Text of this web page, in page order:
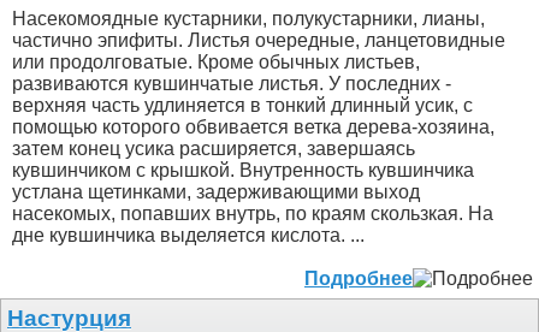
Насекомоядные кустарники, полукустарники, лианы,
частично эпифиты. Листья очередные, ланцетовидные
или продолговатые. Кроме обычных листьев,
развиваются кувшинчатые листья. У последних -
верхняя часть удлиняется в тонкий длинный усик, с
помощью которого обвивается ветка дерева-хозяина,
затем конец усика расширяется, завершаясь
кувшинчиком с крышкой. Внутренность кувшинчика
устлана щетинками, задерживающими выход
насекомых, попавших внутрь, по краям скользкая. На
дне кувшинчика выделяется кислота. ...
Подробнее
Настурция